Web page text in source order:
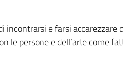
incontrarsi e farsi accarezzare
le persone e dell’arte come